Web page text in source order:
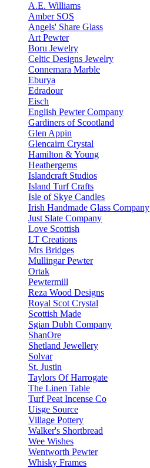
A.E. Williams
Amber SOS
Angels' Share Glass
Art Pewter
Boru Jewelry
Celtic Designs Jewelry
Connemara Marble
Eburya
Edradour
Eisch
English Pewter Company
Gardiners of Scootland
Glen Appin
Glencairn Crystal
Hamilton & Young
Heathergems
Islandcraft Studios
Island Turf Crafts
Isle of Skye Candles
Irish Handmade Glass Company
Just Slate Company
Love Scottish
LT Creations
Mrs Bridges
Mullingar Pewter
Ortak
Pewtermill
Reza Wood Designs
Royal Scot Crystal
Scottish Made
Sgian Dubh Company
ShanOre
Shetland Jewellery
Solvar
St. Justin
Taylors Of Harrogate
The Linen Table
Turf Peat Incense Co
Uisge Source
Village Pottery
Walker's Shortbread
Wee Wishes
Wentworth Pewter
Whisky Frames